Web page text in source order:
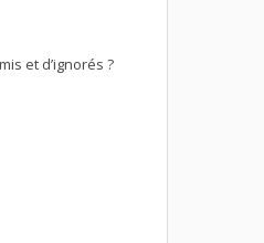
et d’ignorés ?